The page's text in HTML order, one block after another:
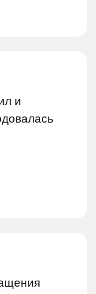
и